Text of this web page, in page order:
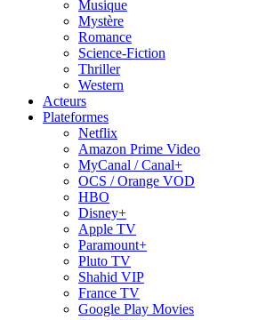
Musique
Mystère
Romance
Science-Fiction
Thriller
Western
Acteurs
Plateformes
Netflix
Amazon Prime Video
MyCanal / Canal+
OCS / Orange VOD
HBO
Disney+
Apple TV
Paramount+
Pluto TV
Shahid VIP
France TV
Google Play Movies